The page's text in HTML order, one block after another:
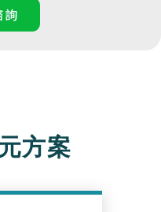
方案